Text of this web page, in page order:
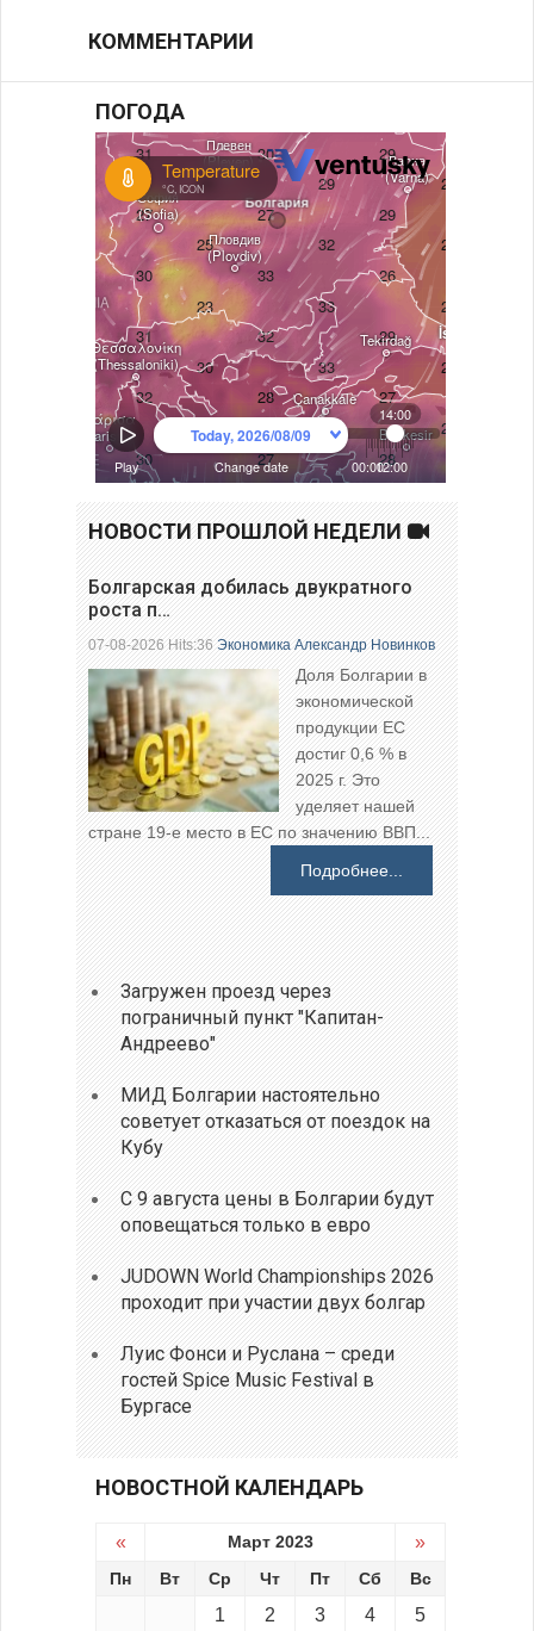
КОММЕНТАРИИ
ПОГОДА
НОВОСТИ ПРОШЛОЙ НЕДЕЛИ
Болгарская добилась двукратного
роста п…
07-08-2026 Hits:36Экономика Александр Новинков
Доля Болгарии в
экономической
продукции ЕС
достиг 0,6 % в
2025 г. Это
уделяет нашей
стране 19-е место в ЕС по значению ВВП...
Подробнее...
Загружен проезд через
пограничный пункт "Капитан-
Андреево"
МИД Болгарии настоятельно
советует отказаться от поездок на
Кубу
С 9 августа цены в Болгарии будут
оповещаться только в евро
JUDOWN World Championships 2026
проходит при участии двух болгар
Луис Фонси и Руслана – среди
гостей Spice Music Festival в
Бургасе
НОВОСТНОЙ КАЛЕНДАРЬ
« Март 2023 »
Пн Вт Ср Чт Пт Сб Вс
1 2 3 4 5